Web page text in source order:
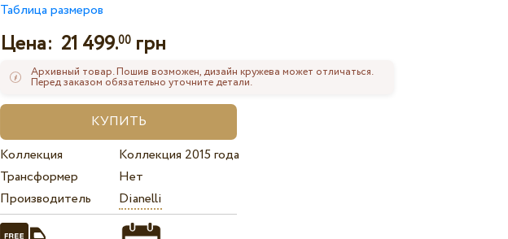
Таблица размеров
Цена: 21 499.00 грн
Архивный товар. Пошив возможен, дизайн кружева может отличаться.
Перед заказом обязательно уточните детали.
Коллекция
Коллекция 2015 года
Трансформер
Нет
Производитель
Dianelli